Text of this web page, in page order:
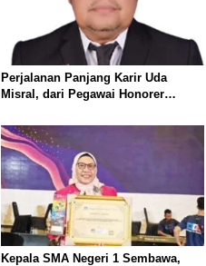
Perjalanan Panjang Karir Uda
Misral, dari Pegawai Honorer
Jabatan Struktural Eselon III
Kepala SMA Negeri 1 Sembawa,